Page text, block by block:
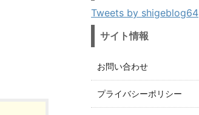
Tweets by shigeblog64
サイト情報
お問い合わせ
プライバシーポリシー